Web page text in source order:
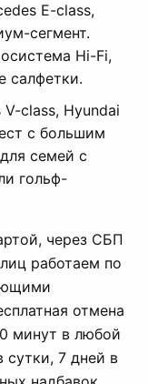
E-class,
сегмент.
Hi-Fi,
салфетки.
V-class, Hyundai
с большим
семей с
гольф-
через СБП
работаем по
отмена
минут в любой
сутки, 7 дней в